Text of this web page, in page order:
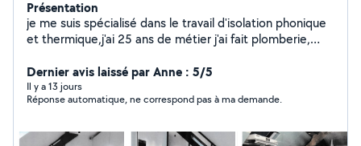
Présentation
je me suis spécialisé dans le travail d'isolation phonique
et thermique,j'ai 25 ans de métier j'ai fait plomberie,
bain,peinture et faux plafonds je fais tout travaux
d'intérieur et ravalement mes travaux sont couvert par
une garantie décennale
Dernier avis laissé par Anne : 5/5
Il y a 13 jours
Réponse automatique, ne correspond pas à ma demande.